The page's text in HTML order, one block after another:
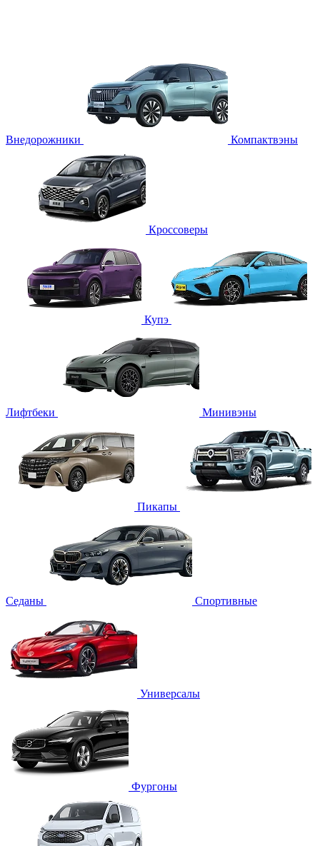
Внедорожники Компактвэны
Кроссоверы
Купэ
Лифтбеки Минивэны
Пикапы
Седаны Спортивные
Универсалы
Фургоны